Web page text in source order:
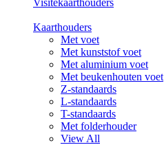
Visitekaarthouders
Kaarthouders
Met voet
Met kunststof voet
Met aluminium voet
Met beukenhouten voet
Z-standaards
L-standaards
T-standaards
Met folderhouder
View All